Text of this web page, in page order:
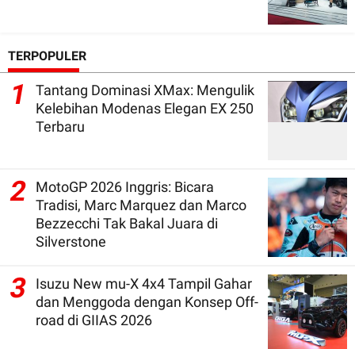
TERPOPULER
1
Tantang Dominasi XMax: Mengulik
Kelebihan Modenas Elegan EX 250
Terbaru
2
MotoGP 2026 Inggris: Bicara
Tradisi, Marc Marquez dan Marco
Bezzecchi Tak Bakal Juara di
Silverstone
3
Isuzu New mu-X 4x4 Tampil Gahar
dan Menggoda dengan Konsep Off-
road di GIIAS 2026